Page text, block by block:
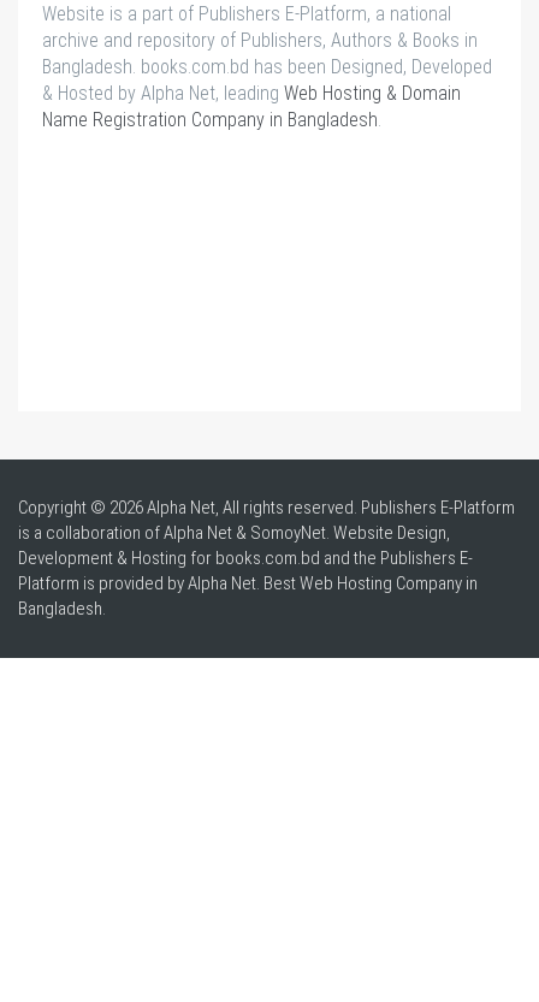
Website is a part of Publishers E-Platform, a national
archive and repository of Publishers, Authors & Books in
Bangladesh. books.com.bd has been Designed, Developed
& Hosted by Alpha Net, leading Web Hosting & Domain
Name Registration Company in Bangladesh
Copyright © 2026 Alpha Net, All rights reserved. Publishers E-Platform
is a collaboration of Alpha Net & SomoyNet. Website Design,
Development & Hosting for books.com.bd and the Publishers E-
Platform is provided by Alpha Net. BestWeb Hosting Company in
Bangladesh.